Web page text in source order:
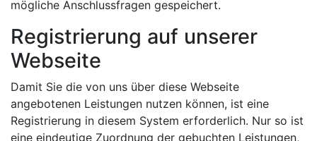
mögliche Anschlussfragen gespeichert.
Registrierung auf unserer
Webseite
Damit Sie die von uns über diese Webseite
angebotenen Leistungen nutzen können, ist eine
Registrierung in diesem System erforderlich. Nur so ist
eine eindeutige Zuordnung der gebuchten Leistungen,